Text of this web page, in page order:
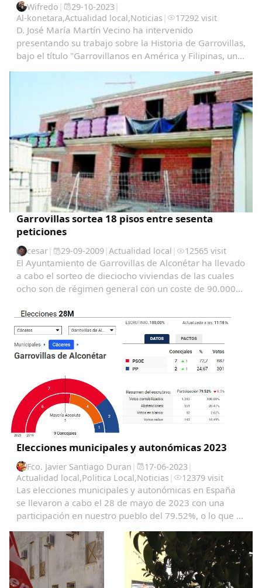
Wifredo | 29-10-2023|
Al-konetara,Actualidad local,Noticias | 17292 visit
D. José María Martín Vecino ha intervenido
presentando su trabajo sobre la Historia de Garrovillas,
bajo el título "Garrovillanos en América y Filipinas, una
AmeÃ&#140;&#129;rica-y-Filipinas-una...
Garrovillas sortea 18 pisos entre sesenta
peticiones
cesar| 29-09-2009| Actualidad local | 12565 visit
El Ayuntamiento de Garrovillas de Alconétar ha llevado
a cabo el sorteo de dieciocho viviendas de las cuales
ocho son de régimen general con un coste de 90.000
80.000 euros....
Elecciones municipales y autonómicas 2023
Fco. Javier Santiago Duran | 17-06-2023|
Actualidad local,Politica Local,Noticias | 12379 visit
Las elecciones municipales y autonómicas en España
se llevaron a cabo el 28 de mayo de 2023 con una
participación en nuestro pueblo del 79.52%, o lo que es
voto. Se eligieron este año 9 concejales...